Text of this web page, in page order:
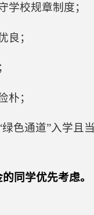
学校规章制度；
良；
朴；
绿色通道”入学且
同学优先考虑。